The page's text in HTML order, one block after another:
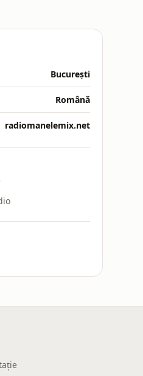
București
Română
radiomanelemix.net